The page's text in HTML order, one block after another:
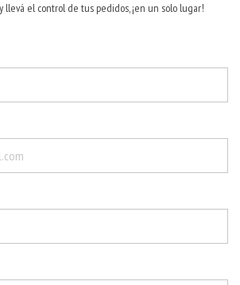
llevá el control de tus pedidos, ¡en un solo lugar!